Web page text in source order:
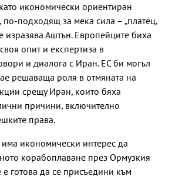
икономически ориентиран
подходящ за мека сила – „платец,
изразява Аштън. Европейците биха
опит и експертиза в
и диалога с Иран. ЕС би могъл
решаваща роля в отмяната на
срещу Иран, които бяха
причини, включително
права.
икономически интерес да
корабоплаване през Ормузкия
готова да се присъедини към